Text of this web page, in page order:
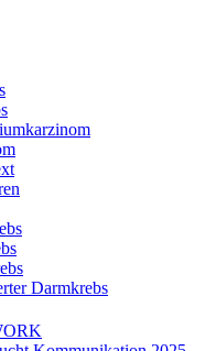
Darmkrebs